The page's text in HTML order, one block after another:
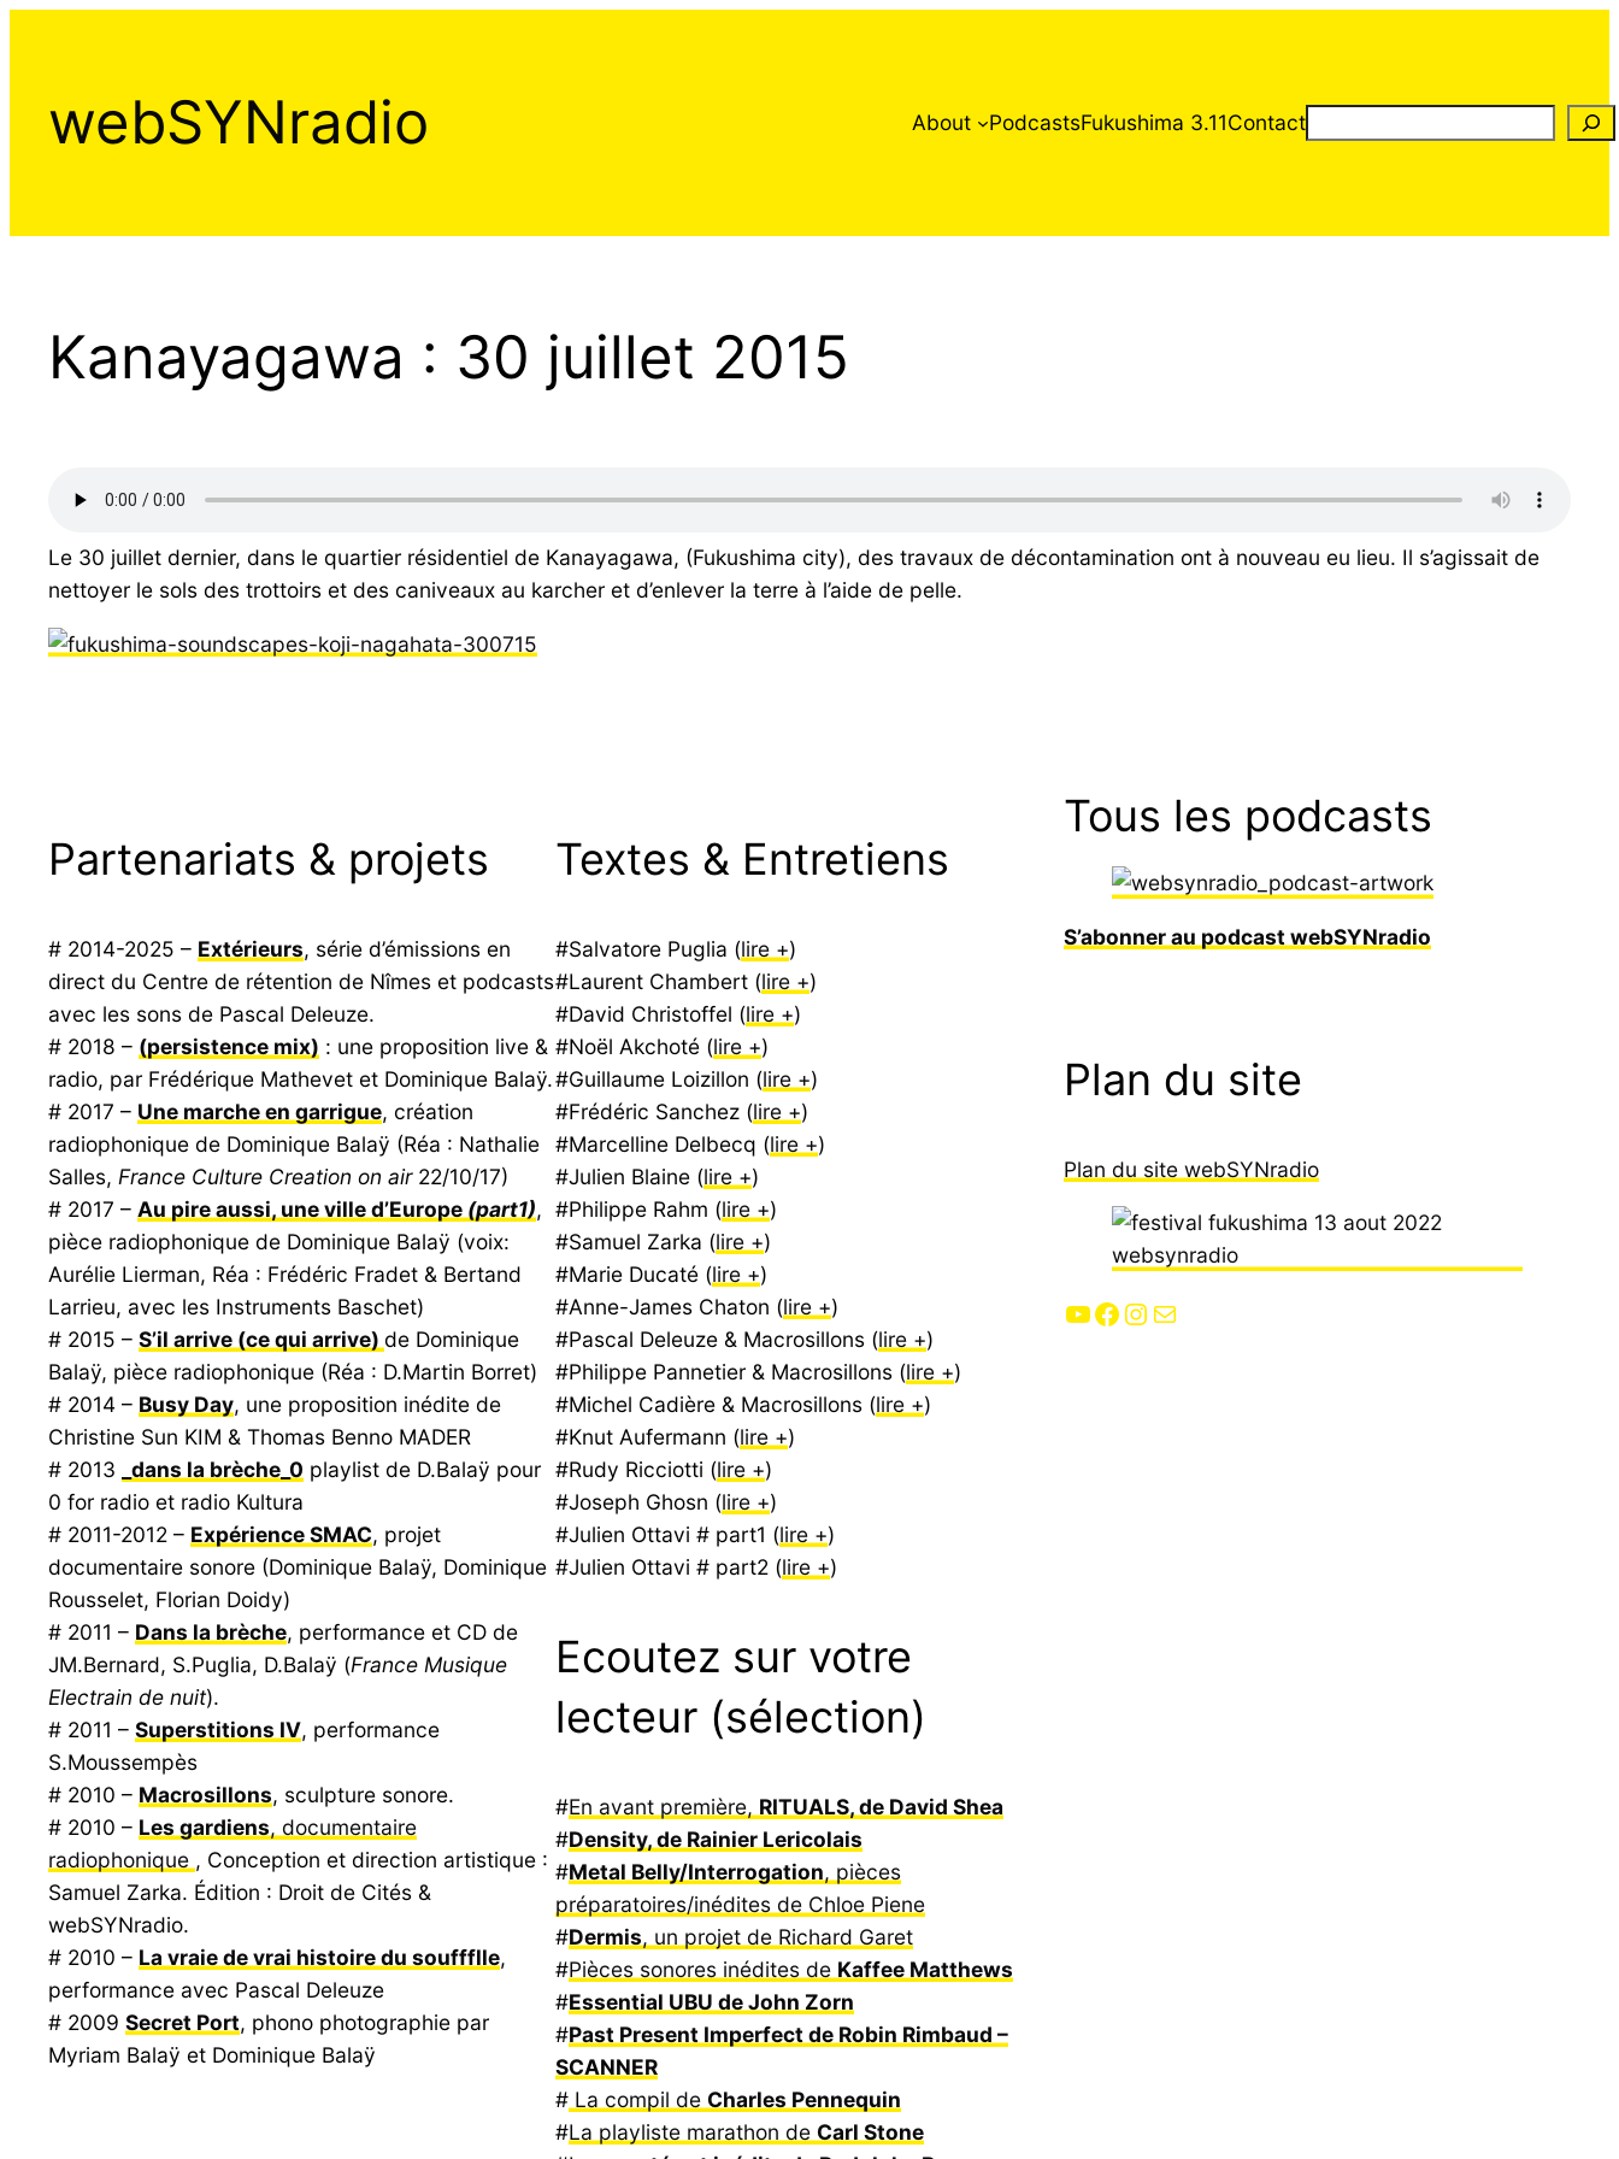
webSYNradio About PodcastsFukushima 3.11ContactRechercher
Kanayagawa : 30 juillet 2015
Le 30 juillet dernier, dans le quartier résidentiel de Kanayagawa, (Fukushima city), des travaux de décontamination ont à nouveau eu lieu. Il s’agissait de
nettoyer le sols des trottoirs et des caniveaux au karcher et d’enlever la terre à l’aide de pelle.
Partenariats & projets
# 2014-2025 – Extérieurs, série d’émissions en
direct du Centre de rétention de Nîmes et podcasts
avec les sons de Pascal Deleuze.
# 2018 – (persistence mix) : une proposition live &
radio, par Frédérique Mathevet et Dominique Balaÿ.
# 2017 – Une marche en garrigue, création
radiophonique de Dominique Balaÿ (Réa : Nathalie
Salles, France Culture Creation on air22/10/17)
# 2017 – Au pire aussi, une ville d’Europe (part1),
pièce radiophonique de Dominique Balaÿ (voix:
Aurélie Lierman, Réa : Frédéric Fradet & Bertand
Larrieu, avec les Instruments Baschet)
# 2015 – S’il arrive (ce qui arrive) de Dominique
Balaÿ, pièce radiophonique (Réa : D.Martin Borret)
# 2014 – Busy Day, une proposition inédite de
Christine Sun KIM & Thomas Benno MADER
# 2013
_dans la brèche_0 playlist de D.Balaÿ pour
0 for radio et radio Kultura
# 2011-2012 – Expérience SMAC, projet
documentaire sonore (Dominique Balaÿ, Dominique
Rousselet, Florian Doidy)
# 2011 – Dans la brèche, performance et CD de
JM.Bernard, S.Puglia, D.Balaÿ (France Musique
Electrain de nuit).
# 2011 – Superstitions IV, performance
S.Moussempès
# 2010 – Macrosillons, sculpture sonore.
# 2010 – Les gardiens, documentaire
radiophonique , Conception et direction artistique :
Samuel Zarka. Édition : Droit de Cités &
webSYNradio.
# 2010 – La vraie de vrai histoire du souffflle,
performance avec Pascal Deleuze
# 2009 Secret Port, phono photographie par
Myriam Balaÿ et Dominique Balaÿ
Textes & Entretiens
#Salvatore Puglia (lire +)
#Laurent Chambert (lire +)
#David Christoffel (lire +)
#Noël Akchoté (lire +)
#Guillaume Loizillon (lire +)
#Frédéric Sanchez (lire +)
#Marcelline Delbecq (lire +)
#Julien Blaine (lire +)
#Philippe Rahm (lire +)
#Samuel Zarka (lire +)
#Marie Ducaté (lire +)
#Anne-James Chaton (lire +)
#Pascal Deleuze & Macrosillons (lire +)
#Philippe Pannetier & Macrosillons (lire +)
#Michel Cadière & Macrosillons (lire +)
#Knut Aufermann (lire +)
#Rudy Ricciotti (lire +)
#Joseph Ghosn (lire +)
#Julien Ottavi # part1 (lire +)
#Julien Ottavi # part2 (lire +)
Ecoutez sur votre
lecteur (sélection)
#En avant première, RITUALS, de David Shea
#Density, de Rainier Lericolais
#Metal Belly/Interrogation, pièces
préparatoires/inédites de Chloe Piene
#Dermis, un projet de Richard Garet
#Pièces sonores inédites de Kaffee Matthews
#Essential UBU de John Zorn
#Past Present Imperfect de Robin Rimbaud –
SCANNER
# La compil deCharles Pennequin
#La playliste marathon deCarl Stone
Tous les podcasts
S’abonner au podcast webSYNradio
Plan du site
Plan du site webSYNradio
YouTube Facebook Instagram E-mail